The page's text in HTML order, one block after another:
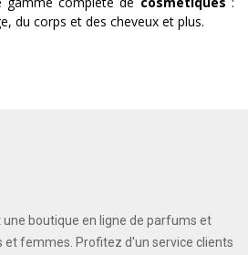
du corps et des cheveux et plus.
boutique en ligne de parfums et
femmes. Profitez d'un service clients